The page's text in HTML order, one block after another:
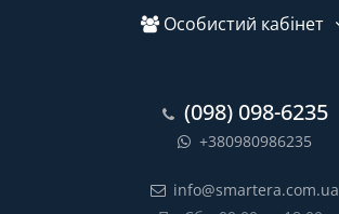
Особистий кабінет
(098) 098-6235
+380980986235
info@smartera.com.ua